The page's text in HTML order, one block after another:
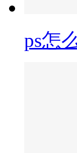
ps怎